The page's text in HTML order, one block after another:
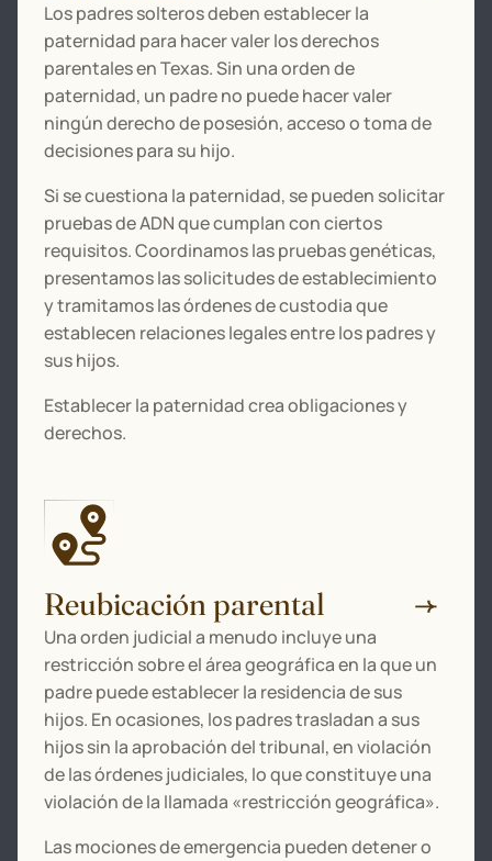
Los padres solteros deben establecer la
paternidad para hacer valer los derechos
parentales en Texas. Sin una orden de
paternidad, un padre no puede hacer valer
ningún derecho de posesión, acceso o toma de
decisiones para su hijo.
Si se cuestiona la paternidad, se pueden solicitar
pruebas de ADN que cumplan con ciertos
requisitos. Coordinamos las pruebas genéticas,
presentamos las solicitudes de establecimiento
y tramitamos las órdenes de custodia que
establecen relaciones legales entre los padres y
sus hijos.
Establecer la paternidad crea obligaciones y
derechos.
Reubicación parental
Una orden judicial a menudo incluye una
restricción sobre el área geográfica en la que un
padre puede establecer la residencia de sus
hijos. En ocasiones, los padres trasladan a sus
hijos sin la aprobación del tribunal, en violación
de las órdenes judiciales, lo que constituye una
violación de la llamada «restricción geográfica».
Las mociones de emergencia pueden detener o